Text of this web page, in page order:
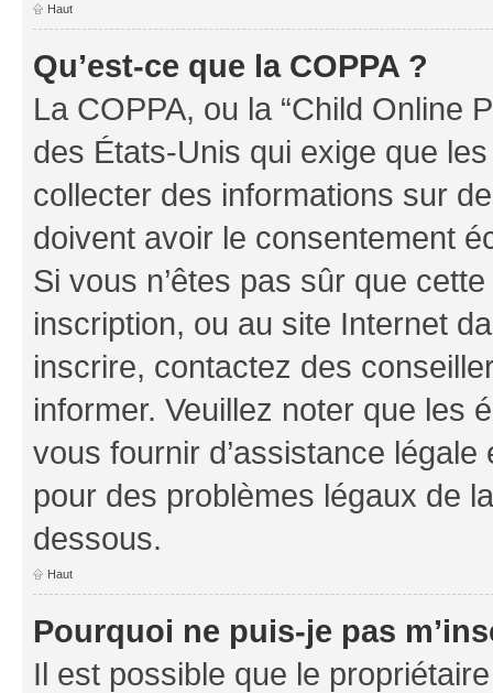
Haut
Qu’est-ce que la COPPA ?
La COPPA, ou la “Child Online
des États-Unis qui exige que
collecter des informations sur
doivent avoir le consentement
Si vous n’êtes pas sûr que
inscription, ou au site Internet
inscrire, contactez des
informer. Veuillez noter que les
vous fournir d’assistance
pour des problèmes légaux de
dessous.
Haut
Pourquoi ne puis-je pas
Il est possible que le